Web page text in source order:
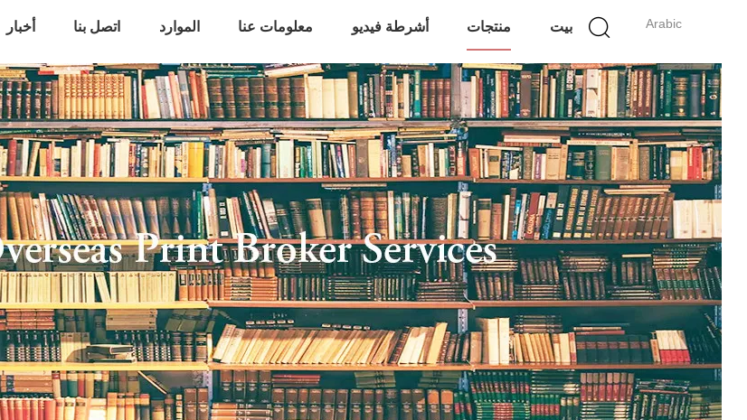
Arabic بيت منتجات أشرطة فيديو معلومات عنا الموارد اتصل بنا أخبار